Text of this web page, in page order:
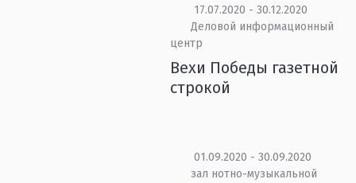
17.07.2020 - 30.12.2020
Деловой информационный
центр
Вехи Победы газетной
строкой
01.09.2020 - 30.09.2020
зал нотно-музыкальной